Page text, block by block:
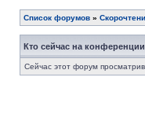
Список форумов »
Кто сейчас на конференции
Сейчас этот форум